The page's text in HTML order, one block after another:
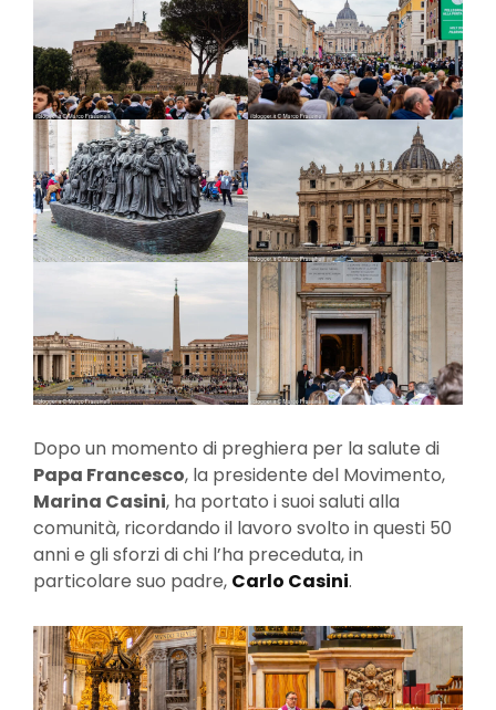
Dopo un momento di preghiera per la salute di
Papa Francesco, la presidente del Movimento,
Marina Casini, ha portato i suoi saluti alla
comunità, ricordando il lavoro svolto in questi 50
anni e gli sforzi di chi l’ha preceduta, in
particolare suo padre, Carlo Casini.